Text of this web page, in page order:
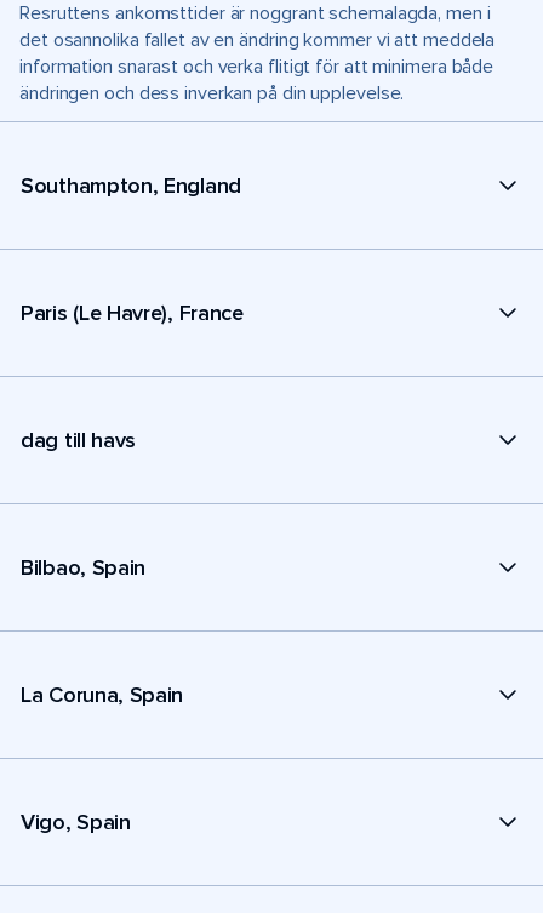
Resruttens ankomsttider är noggrant schemalagda, men i
det osannolika fallet av en ändring kommer vi att meddela
information snarast och verka flitigt för att minimera både
ändringen och dess inverkan på din upplevelse.
Southampton, England
Paris (Le Havre), France
dag till havs
Bilbao, Spain
La Coruna, Spain
Vigo, Spain